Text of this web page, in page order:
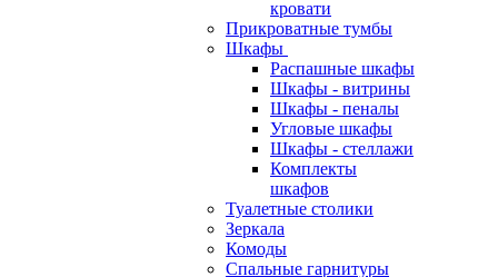
кровати
Прикроватные тумбы
Шкафы
Распашные шкафы
Шкафы - витрины
Шкафы - пеналы
Угловые шкафы
Шкафы - стеллажи
Комплекты
шкафов
Туалетные столики
Зеркала
Комоды
Спальные гарнитуры